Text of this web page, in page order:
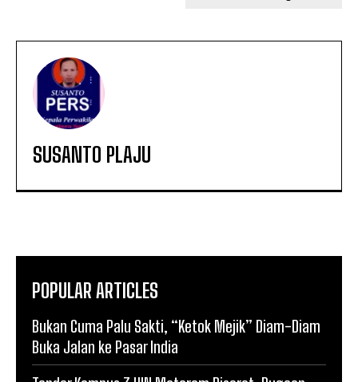
SUSANTO PLAJU
POPULAR ARTICLES
Bukan Cuma Palu Sakti, “Ketok Mejik” Diam-Diam
Buka Jalan ke Pasar India